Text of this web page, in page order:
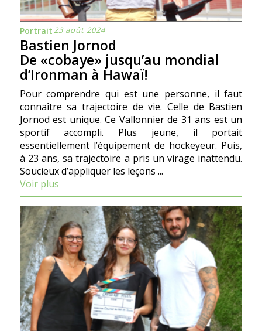
Portrait23 août 2024
Bastien Jornod
De «cobaye» jusqu’au mondial
d’Ironman à Hawaï!
Pour comprendre qui est une personne, il faut
connaître sa trajectoire de vie. Celle de Bastien
Jornod est unique. Ce Vallonnier de 31 ans est un
sportif accompli. Plus jeune, il portait
essentiellement l’équipement de hockeyeur. Puis,
à 23 ans, sa trajectoire a pris un virage inattendu.
Soucieux d’appliquer les leçons ...
Voir plus